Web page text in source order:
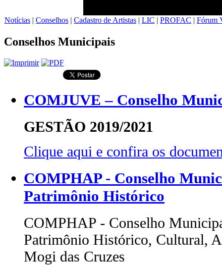
Notícias | Conselhos | Cadastro de Artistas | LIC | PROFAC | Fórum
Conselhos Municipais
COMJUVE – Conselho
GESTÃO 2019/2021
Clique aqui e confira os
COMPHAP - Conselho
Patrimônio Histórico
COMPHAP - Conselho
Patrimônio Histórico, Cultural,
Mogi das Cruzes